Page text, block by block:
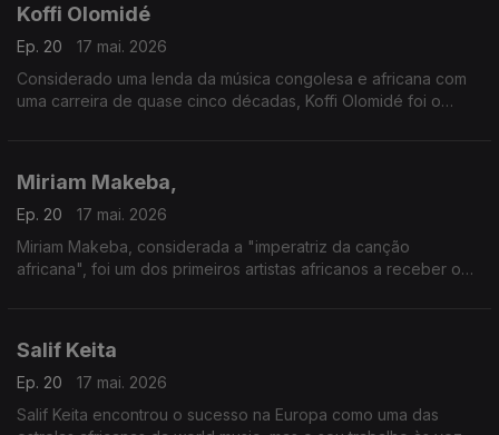
Koffi Olomidé
Ep. 20
17 mai. 2026
Considerado uma lenda da música congolesa e africana com
uma carreira de quase cinco décadas, Koffi Olomidé foi o
Miriam Makeba,
Ep. 20
17 mai. 2026
Miriam Makeba, considerada a "imperatriz da canção
africana", foi um dos primeiros artistas africanos a receber o
Salif Keita
Ep. 20
17 mai. 2026
Salif Keita encontrou o sucesso na Europa como uma das